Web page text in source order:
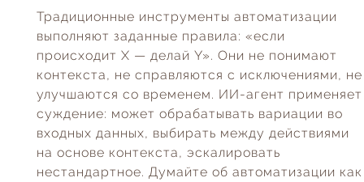
Традиционные инструменты автоматизации
выполняют заданные правила: «если
происходит X — делай Y». Они не понимают
контекста, не справляются с исключениями, не
улучшаются со временем. ИИ-агент применяет
суждение: может обрабатывать вариации во
входных данных, выбирать между действиями
на основе контекста, эскалировать
нестандартное. Думайте об автоматизации как